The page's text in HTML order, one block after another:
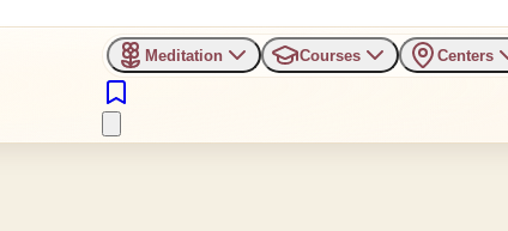
Meditation Courses Centers